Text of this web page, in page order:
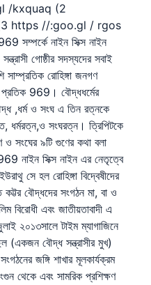
/kxquaq (2
https //:goo.gl / rgos
সম্পর্কে নাইন সিক্স নাইন
গোষ্ঠীর সদস্যদের সবাই
সাম্প্রতিক রোহিঙ্গা জনগণ
প্রতিক 969। বৌদ্ধধর্মের
,ধর্ম ও সংঘ এ তিন রত্নকে
ধর্মরত্ন,ও সংঘরত্ন। ত্রিপিটকে
ও সংঘের ৯টি গুণের কথা বলা
নাইন সিক্স নাইন এর নেতৃত্বে
সে হল রোহিঙ্গা বিদ্বেষীদের
বৌদ্ধদের সংগঠন মা, বা ও
বিরোধী এবং জাতীয়তাবাদী এ
২০১৩সালে টাইম ম্যাগাজিনে
(একজন বৌদ্ধ সন্ত্রাসীর মুখ)
জঙ্গি শাখার মূলকার্যক্রম
থেকে এবং সামরিক প্রশিক্ষণ